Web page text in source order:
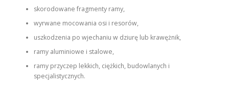
skorodowane fragmenty ramy,
wyrwane mocowania osi i resorów,
uszkodzenia po wjechaniu w dziurę lub krawężnik,
ramy aluminiowe i stalowe,
ramy przyczep lekkich, ciężkich, budowlanych i
specjalistycznych.